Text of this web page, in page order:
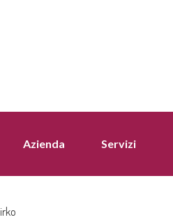
Azienda Servizi